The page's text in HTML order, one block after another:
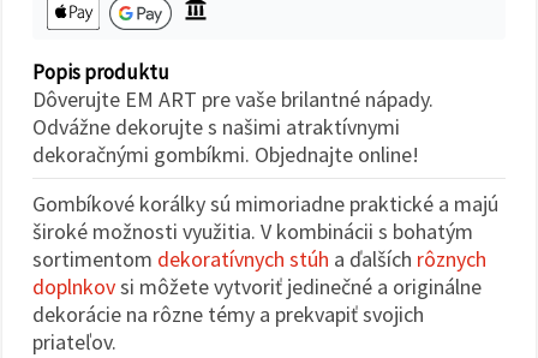
Popis produktu
Dôverujte EM ART pre vaše brilantné nápady.
Odvážne dekorujte s našimi atraktívnymi
dekoračnými gombíkmi. Objednajte online!
Gombíkové korálky sú mimoriadne praktické a majú
široké možnosti využitia. V kombinácii s bohatým
sortimentom dekoratívnych stúh a ďalších rôznych
doplnkovsi môžete vytvoriť jedinečné a originálne
dekorácie na rôzne témy a prekvapiť svojich
priateľov.